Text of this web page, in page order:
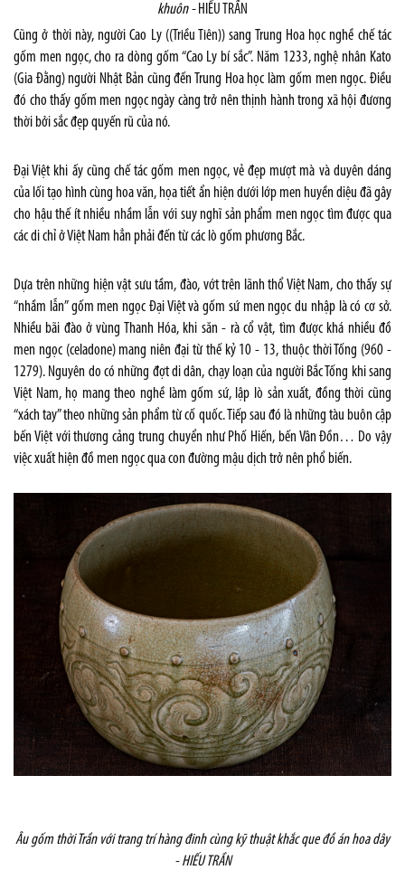
khuôn - HIẾU TRẦN
Cũng ở thời này, người Cao Ly ((Triều Tiên)) sang Trung Hoa học nghề chế tác
gốm men ngọc, cho ra dòng gốm “Cao Ly bí sắc”. Năm 1233, nghệ nhân Kato
(Gia Đằng) người Nhật Bản cũng đến Trung Hoa học làm gốm men ngọc. Điều
đó cho thấy gốm men ngọc ngày càng trở nên thịnh hành trong xã hội đương
thời bởi sắc đẹp quyến rũ của nó.
Đại Việt khi ấy cũng chế tác gốm men ngọc, vẻ đẹp mượt mà và duyên dáng
của lối tạo hình cùng hoa văn, họa tiết ẩn hiện dưới lớp men huyền diệu đã gây
cho hậu thế ít nhiều nhầm lẫn với suy nghĩ sản phẩm men ngọc tìm được qua
các di chỉ ở Việt Nam hẳn phải đến từ các lò gốm phương Bắc.
Dựa trên những hiện vật sưu tầm, đào, vớt trên lãnh thổ Việt Nam, cho thấy sự
“nhầm lẫn” gốm men ngọc Đại Việt và gốm sứ men ngọc du nhập là có cơ sở.
Nhiều bãi đào ở vùng Thanh Hóa, khi săn - rà cổ vật, tìm được khá nhiều đồ
men ngọc (celadone) mang niên đại từ thế kỷ 10 - 13, thuộc thời Tống (960 -
1279). Nguyên do có những đợt di dân, chạy loạn của người Bắc Tống khi sang
Việt Nam, họ mang theo nghề làm gốm sứ, lập lò sản xuất, đồng thời cũng
“xách tay” theo những sản phẩm từ cố quốc. Tiếp sau đó là những tàu buôn cập
bến Việt với thương cảng trung chuyển như Phố Hiến, bến Vân Đồn… Do vậy
việc xuất hiện đồ men ngọc qua con đường mậu dịch trở nên phổ biến.
Âu gốm thời Trần với trang trí hàng đinh cùng kỹ thuật khắc que đồ án hoa dây
-HIẾU TRẦN